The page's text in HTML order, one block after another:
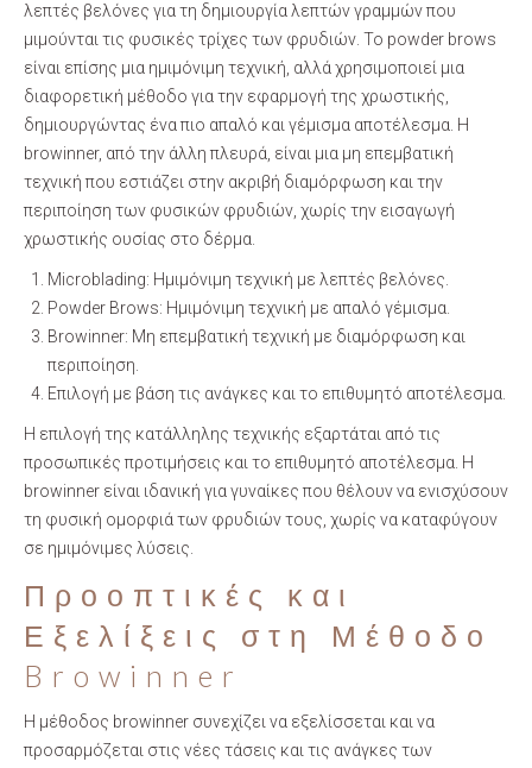
λεπτές βελόνες για τη δημιουργία λεπτών γραμμών που
μιμούνται τις φυσικές τρίχες των φρυδιών. Το powder brows
είναι επίσης μια ημιμόνιμη τεχνική, αλλά χρησιμοποιεί μια
διαφορετική μέθοδο για την εφαρμογή της χρωστικής,
δημιουργώντας ένα πιο απαλό και γέμισμα αποτέλεσμα. Η
browinner, από την άλλη πλευρά, είναι μια μη επεμβατική
τεχνική που εστιάζει στην ακριβή διαμόρφωση και την
περιποίηση των φυσικών φρυδιών, χωρίς την εισαγωγή
χρωστικής ουσίας στο δέρμα.
Microblading: Ημιμόνιμη τεχνική με λεπτές βελόνες.
Powder Brows: Ημιμόνιμη τεχνική με απαλό γέμισμα.
Browinner: Μη επεμβατική τεχνική με διαμόρφωση και
περιποίηση.
Επιλογή με βάση τις ανάγκες και το επιθυμητό αποτέλεσμα.
Η επιλογή της κατάλληλης τεχνικής εξαρτάται από τις
προσωπικές προτιμήσεις και το επιθυμητό αποτέλεσμα. Η
browinner είναι ιδανική για γυναίκες που θέλουν να ενισχύσουν
τη φυσική ομορφιά των φρυδιών τους, χωρίς να καταφύγουν
σε ημιμόνιμες λύσεις.
Προοπτικές και
Εξελίξεις στη Μέθοδο
Browinner
Η μέθοδος browinner συνεχίζει να εξελίσσεται και να
προσαρμόζεται στις νέες τάσεις και τις ανάγκες των